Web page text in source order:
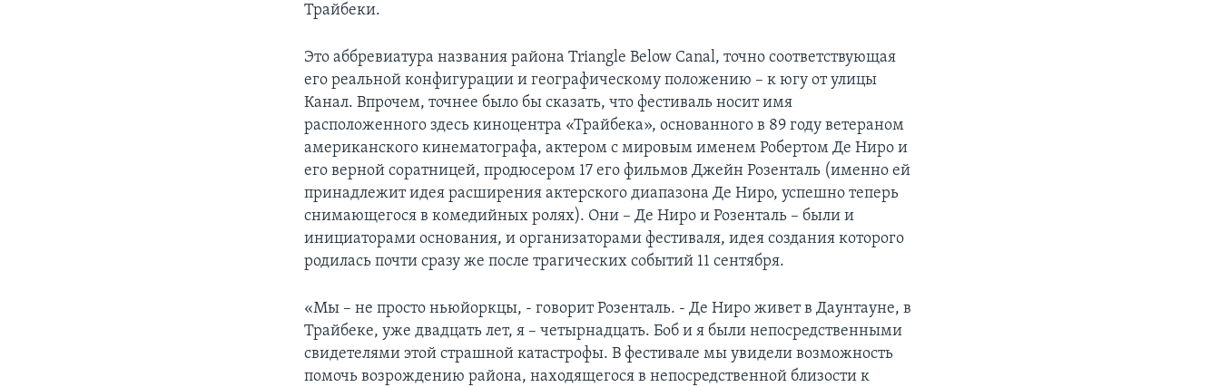
Трайбеки.
Это аббревиатура названия района Triangle Below Canal, точно соответствующая
его реальной конфигурации и географическому положению – к югу от улицы
Канал. Впрочем, точнее было бы сказать, что фестиваль носит имя
расположенного здесь киноцентра «Трайбека», основанного в 89 году ветераном
американского кинематографа, актером с мировым именем Робертом Де Ниро и
его верной соратницей, продюсером 17 его фильмов Джейн Розенталь (именно ей
принадлежит идея расширения актерского диапазона Де Ниро, успешно теперь
снимающегося в комедийных ролях). Они – Де Ниро и Розенталь – были и
инициаторами основания, и организаторами фестиваля, идея создания которого
родилась почти сразу же после трагических событий 11 сентября.
«Мы – не просто ньюйоркцы, - говорит Розенталь. - Де Ниро живет в Даунтауне, в
Трайбеке, уже двадцать лет, я – четырнадцать. Боб и я были непосредственными
свидетелями этой страшной катастрофы. В фестивале мы увидели возможность
помочь возрождению района, находящегося в непосредственной близости к